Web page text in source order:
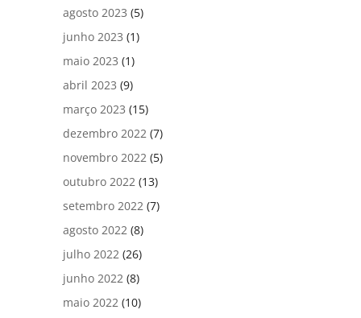
agosto 2023 (5)
junho 2023 (1)
maio 2023 (1)
abril 2023 (9)
março 2023 (15)
dezembro 2022 (7)
novembro 2022 (5)
outubro 2022 (13)
setembro 2022 (7)
agosto 2022 (8)
julho 2022 (26)
junho 2022 (8)
maio 2022 (10)